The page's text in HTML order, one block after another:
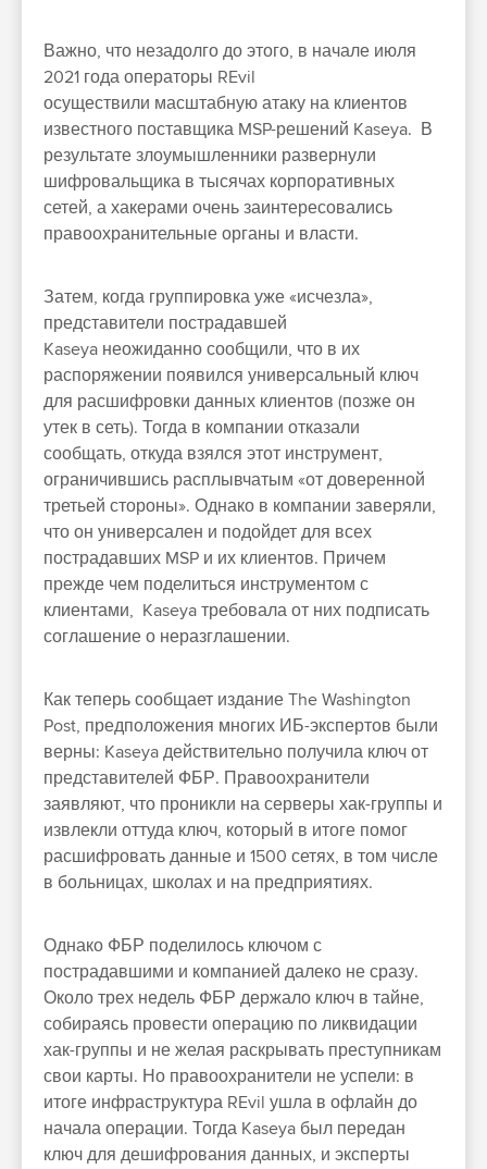
Важно, что незадолго до этого, в начале июля
2021 года операторы REvil
осуществили масштабную атаку на клиентов
известного поставщика MSP-решений Kaseya. В
результате злоумышленники развернули
шифровальщика в тысячах корпоративных
сетей, а хакерами очень заинтересовались
правоохранительные органы и власти.
Затем, когда группировка уже «исчезла»,
представители пострадавшей
Kaseya неожиданно сообщили, что в их
распоряжении появился универсальный ключ
для расшифровки данных клиентов (позже он
утек в сеть). Тогда в компании отказали
сообщать, откуда взялся этот инструмент,
ограничившись расплывчатым «от доверенной
третьей стороны». Однако в компании заверяли,
что он универсален и подойдет для всех
пострадавших MSP и их клиентов. Причем
прежде чем поделиться инструментом с
клиентами, Kaseya требовала от них подписать
соглашение о неразглашении.
Как теперь сообщает издание The Washington
Post, предположения многих ИБ-экспертов были
верны: Kaseya действительно получила ключ от
представителей ФБР. Правоохранители
заявляют, что проникли на серверы хак-группы и
извлекли оттуда ключ, который в итоге помог
расшифровать данные и 1500 сетях, в том числе
в больницах, школах и на предприятиях.
Однако ФБР поделилось ключом с
пострадавшими и компанией далеко не сразу.
Около трех недель ФБР держало ключ в тайне,
собираясь провести операцию по ликвидации
хак-группы и не желая раскрывать преступникам
свои карты. Но правоохранители не успели: в
итоге инфраструктура REvil ушла в офлайн до
начала операции. Тогда Kaseya был передан
ключ для дешифрования данных, и эксперты